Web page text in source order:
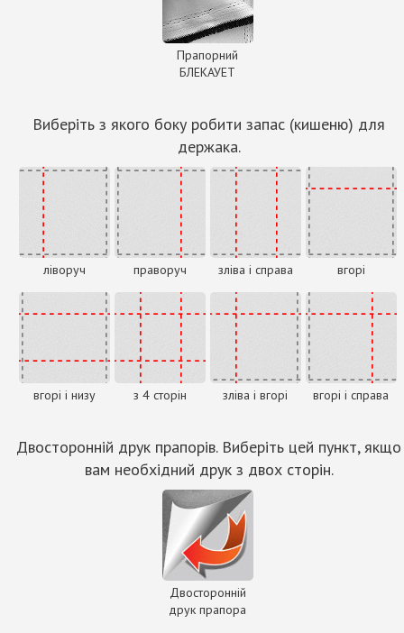
Прапорний
БЛЕКАУЕТ
Виберіть з якого боку робити запас (кишеню) для
держака.
ліворуч праворуч зліва і справа вгорі
вгорі і низу з 4 сторін зліва і вгорі вгорі і справа
Двосторонній друк прапорів. Виберіть цей пункт, якщо
вам необхідний друк з двох сторін.
Двосторонній
друк прапора